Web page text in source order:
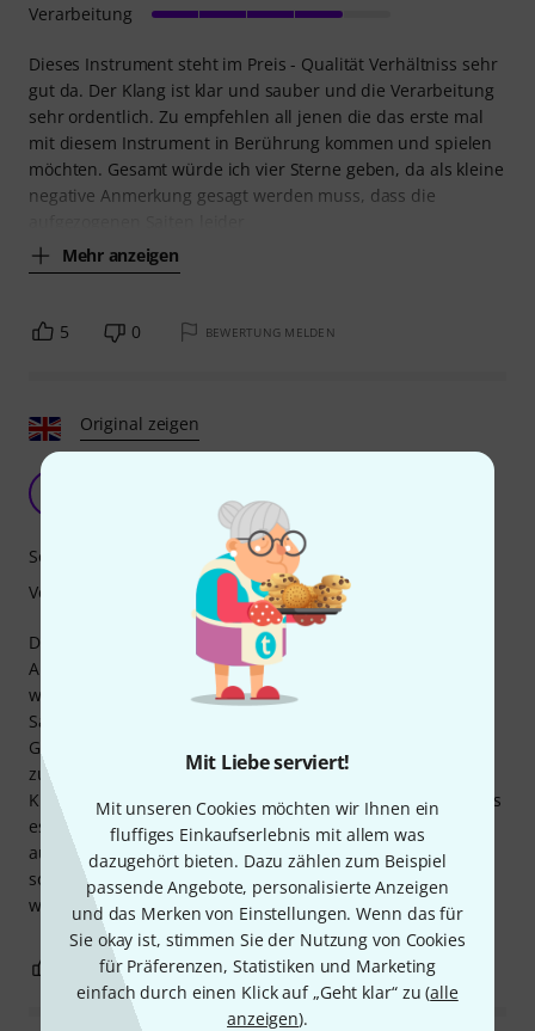
Mit Liebe serviert!
Mit unseren Cookies möchten wir Ihnen ein
fluffiges Einkaufserlebnis mit allem was
dazugehört bieten. Dazu zählen zum Beispiel
passende Angebote, personalisierte Anzeigen
und das Merken von Einstellungen. Wenn das für
Sie okay ist, stimmen Sie der Nutzung von Cookies
für Präferenzen, Statistiken und Marketing
einfach durch einen Klick auf „Geht klar“ zu (alle
anzeigen).
Dieses Instrument steht im Preis - Qualität Verhältniss sehr
gut da. Der Klang ist klar und sauber und die Verarbeitung
sehr ordentlich. Zu empfehlen all jenen die das erste mal
mit diesem Instrument in Berührung kommen und spielen
möchten. Gesamt würde ich vier Sterne geben, da als kleine
negative Anmerkung gesagt werden muss, dass die
Mehr anzeigen
Verarbeitung
5 0 BEWERTUNG MELDEN
Original zeigen
Grumpynora 25.01.2022
Die Lieferung war prompt und perfekt. Direkt nach dem
Auspacken wirkte sie etwas billig, aber nach dem Stimmen
war ich überrascht, wie gut sie schon eingestellt war. Die
Saitenlage war okay, die Intonation perfekt – ob das nun
Glück war oder normal, weiß ich nicht, aber ich war
zufrieden. Die Mechaniken scheinen auch gut zu sein. Der
Klang ist allerdings etwas dünn, ich glaube aber nicht, dass
es nur an den Saiten liegt. Toll, um die Bouzouki mal
auszuprobieren, aber für Live-Auftritte oder Aufnahmen
sollte man wohl etwas mehr Geld investieren. Trotzdem
werde ich beides mit dieser hier machen.
Sound
Verarbeitung
0 BEWERTUNG MELDEN